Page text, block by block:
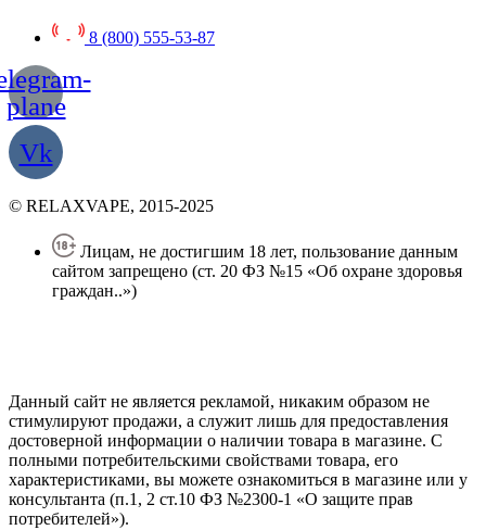
8 (800) 555-53-87
plane
Vk
© RELAXVAPE, 2015-2025
Лицам, не достигшим 18 лет, пользование данным
сайтом запрещено (ст. 20 ФЗ №15 «Об охране здоровья
граждан..»)
Данный сайт не является рекламой, никаким образом не
стимулируют продажи, а служит лишь для предоставления
достоверной информации о наличии товара в магазине. С
полными потребительскими свойствами товара, его
характеристиками, вы можете ознакомиться в магазине или у
консультанта (п.1, 2 ст.10 ФЗ №2300-1 «О защите прав
потребителей»).